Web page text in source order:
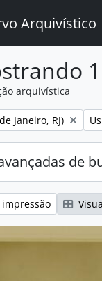
Arquivístico
arquivística
Janeiro, RJ)
de